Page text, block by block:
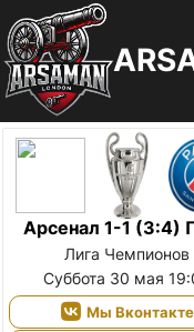
Арсенал 1-1
Лига Чемпионов
Суббота 30 мая
Мы Вконтакте